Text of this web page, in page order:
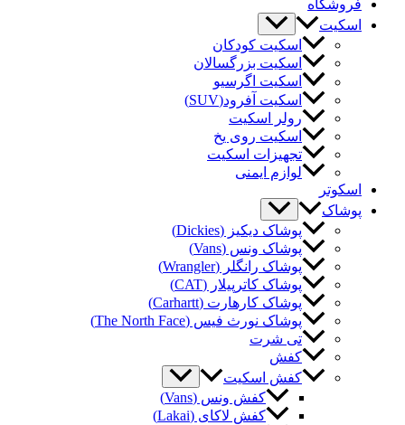
اسکیت کودکان
اسکیت بزرگسالان
اسکیت اگرسیو
اسکیت آفرود(SUV)
رولر اسکیت
اسکیت روی یخ
تجهیزات اسکیت
لوازم ایمنی
پوشاک دیکیز (Dickies)
پوشاک ونس (Vans)
پوشاک رانگلر (Wrangler)
پوشاک کاترپیلار (CAT)
پوشاک کارهارت (Carhartt)
پوشاک نورث فیس (The North Face)
تی شرت
کفش
کفش اسکیت
کفش ونس (Vans)
کفش لاکای (Lakai)